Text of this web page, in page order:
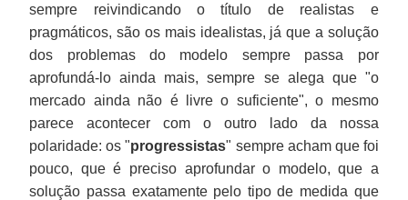
sempre reivindicando o título de realistas e
pragmáticos, são os mais idealistas, já que a solução
dos problemas do modelo sempre passa por
aprofundá-lo ainda mais, sempre se alega que "o
mercado ainda não é livre o suficiente", o mesmo
parece acontecer com o outro lado da nossa
polaridade: os "progressistas" sempre acham que foi
pouco, que é preciso aprofundar o modelo, que a
solução passa exatamente pelo tipo de medida que